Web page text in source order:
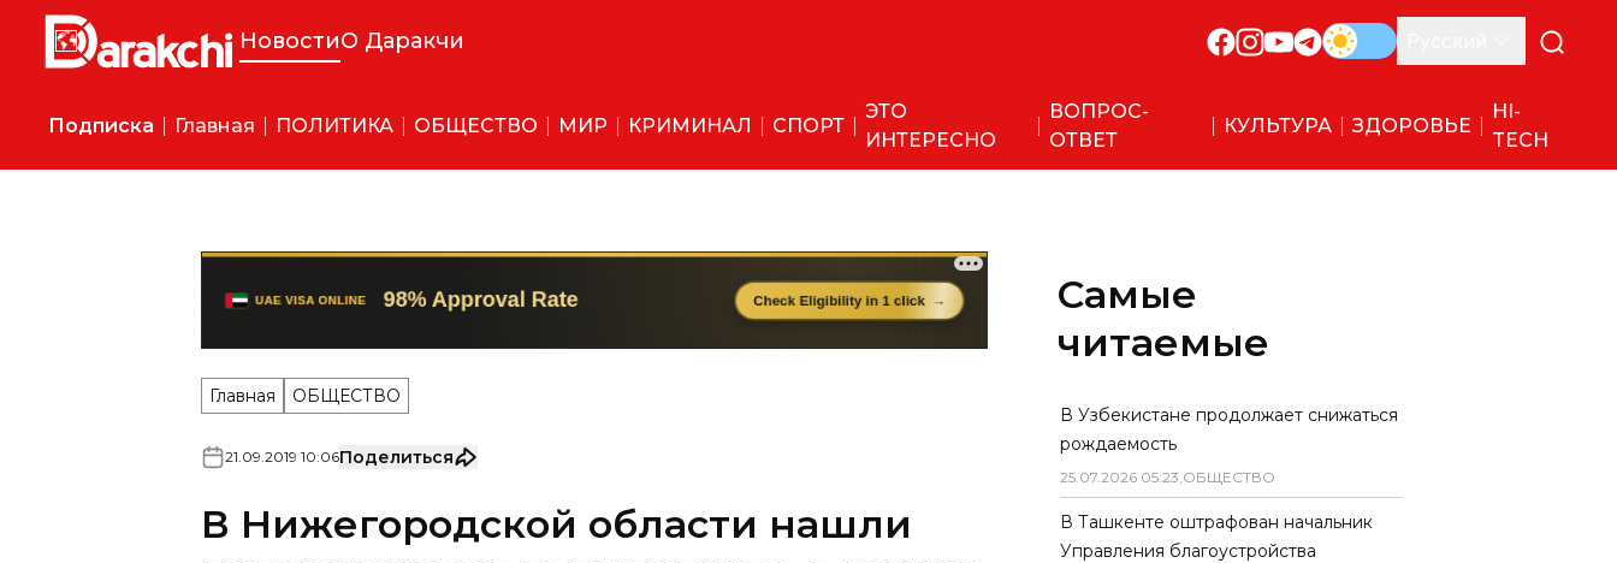
НовостиО Даракчи
Подписка Главная ПОЛИТИКА ОБЩЕСТВО МИР КРИМИНАЛ СПОРТ
ЭТО
ИНТЕРЕСНО
ВОПРОС-
ОТВЕТ
КУЛЬТУРА ЗДОРОВЬЕ
HI-
TECH
Главная ОБЩЕСТВО
В Нижегородской области нашли
потерявшуюся пятилетнюю девочку
(видео)
Самые
читаемые
В Узбекистане продолжает снижаться
рождаемость
25.07.2026 05:23,ОБЩЕСТВО
В Ташкенте оштрафован начальник
Управления благоустройства